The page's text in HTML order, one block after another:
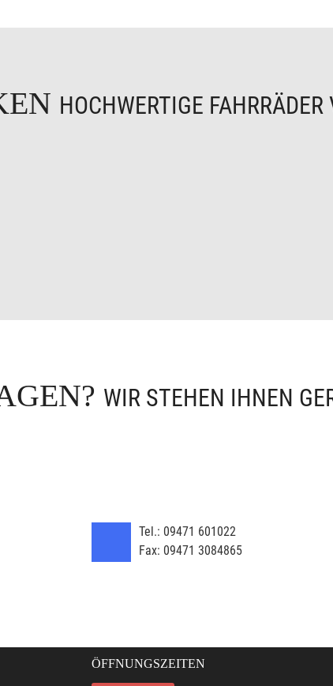
HOCHWERTIGE
WIR STEHEN IHNEN
Tel.: 09471 601022
Fax: 09471 3084865
ÖFFNUNGSZEITEN